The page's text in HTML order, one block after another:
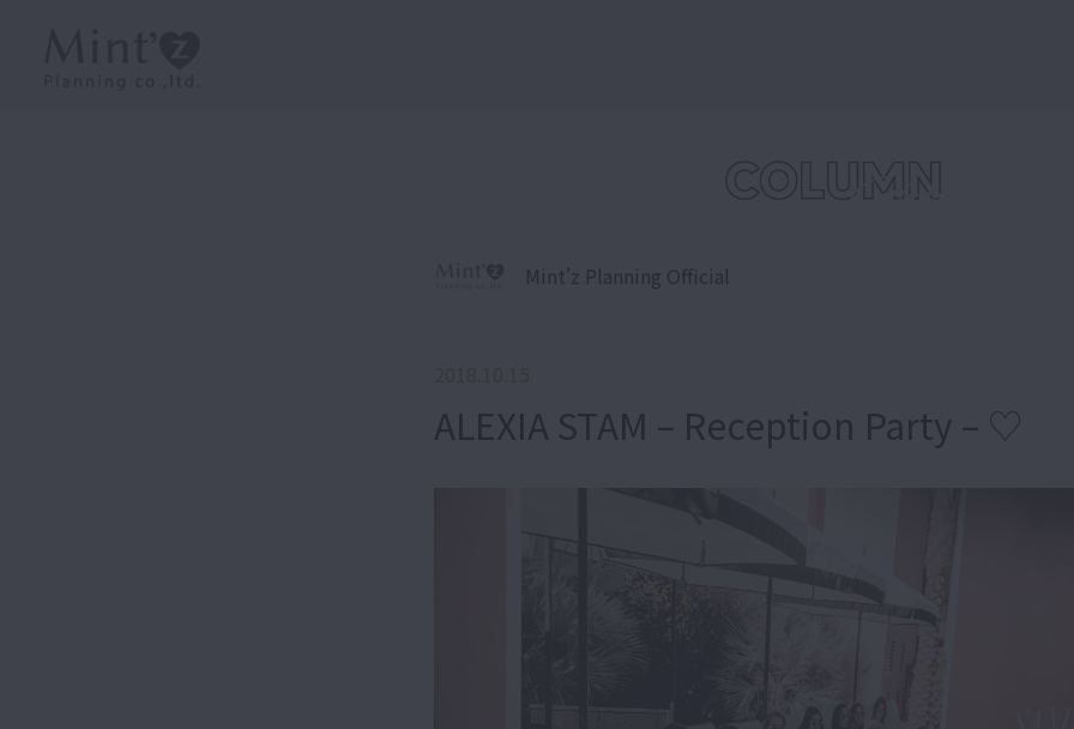
Mint'z Planning Official
ALEXIA STAM – Reception Party – ♡